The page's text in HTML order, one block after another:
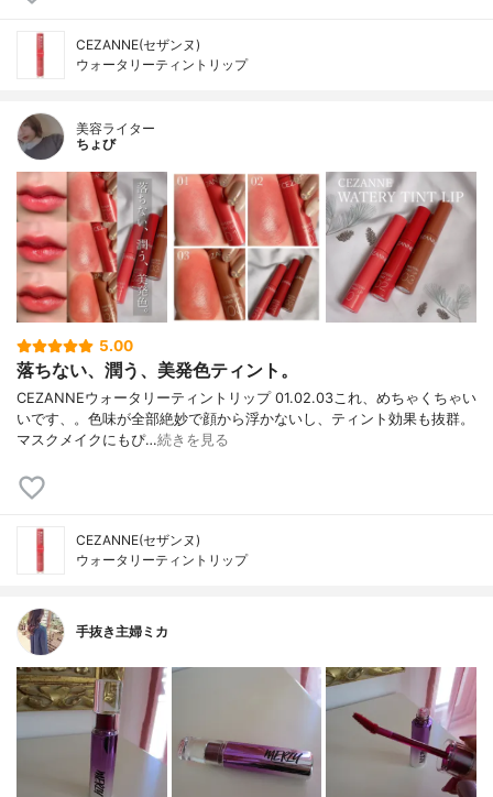
CEZANNE(セザンヌ)
ウォータリーティントリップ
美容ライター
ちょび
5.00
落ちない、潤う、美発色ティント。
CEZANNEウォータリーティントリップ 01.02.03これ、めちゃくちゃい
いです、。色味が全部絶妙で顔から浮かないし、ティント効果も抜群。
マスクメイクにもぴ…続きを見る
CEZANNE(セザンヌ)
ウォータリーティントリップ
手抜き主婦ミカ